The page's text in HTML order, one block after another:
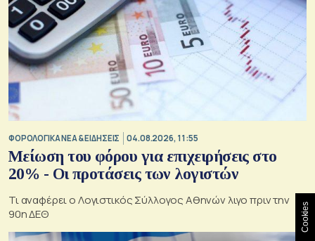
ΦΟΡΟΛΟΓΙΚΑ ΝΕΑ & EΙΔΗΣΕΙΣ 04.08.2026, 11:55
Μείωση του φόρου για επιχειρήσεις στο
20% - Οι προτάσεις των λογιστών
Τι αναφέρει ο Λογιστικός Σύλλογος Αθηνών λιγο πριν την
90η ΔΕΘ
Cookies